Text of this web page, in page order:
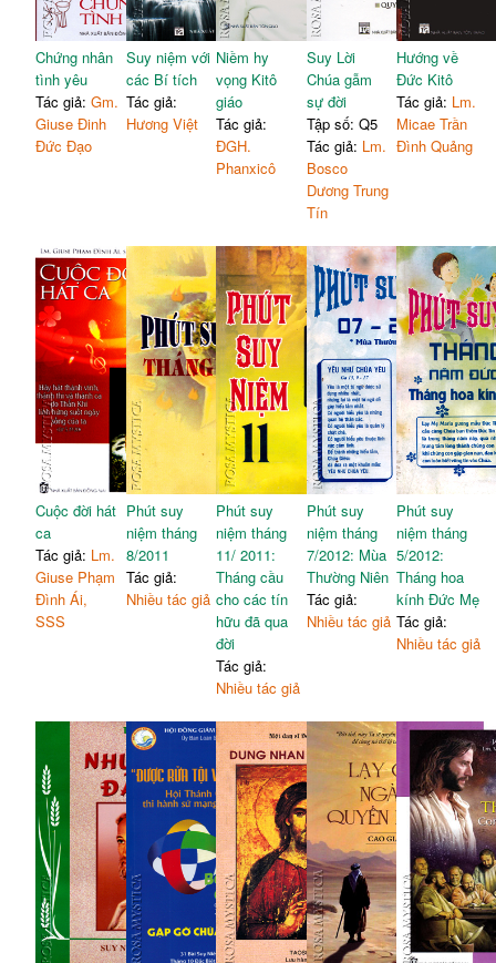
Chứng nhân
tình yêu
Tác giả:Gm.
Giuse Đinh
Đức Đạo
Suy niệm với
các Bí tích
Tác giả:
Hương Việt
Niềm hy
vọng Kitô
giáo
Tác giả:
ĐGH.
Phanxicô
Suy Lời
Chúa gẫm
sự đời
Tập số: Q5
Tác giả: Lm.
Bosco
Dương Trung
Tín
Hướng về
Đức Kitô
Tác giả: Lm.
Micae Trần
Đình Quảng
Cuộc đời hát
ca
Tác giả: Lm.
Giuse Phạm
Đình Ái,
SSS
Phút suy
niệm tháng
8/2011
Tác giả:
Nhiều tác giả
Phút suy
niệm tháng
11/ 2011:
Tháng cầu
cho các tín
hữu đã qua
đời
Tác giả:
Nhiều tác giả
Phút suy
niệm tháng
7/2012: Mùa
Thường Niên
Tác giả:
Nhiều tác giả
Phút suy
niệm tháng
5/2012:
Tháng hoa
kính Đức Mẹ
Tác giả:
Nhiều tác giả